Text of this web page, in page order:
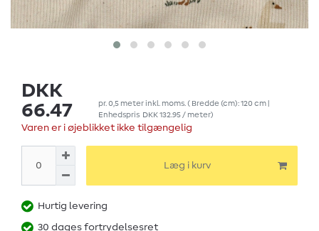
DKK
66.47
pr.0,5 meter inkl. moms.( Bredde (cm): 120 cm |
Enhedspris DKK 132.95 / meter)
Varen er i øjeblikket ikke tilgængelig
Læg i kurv
Hurtig levering
30 dages fortrydelsesret